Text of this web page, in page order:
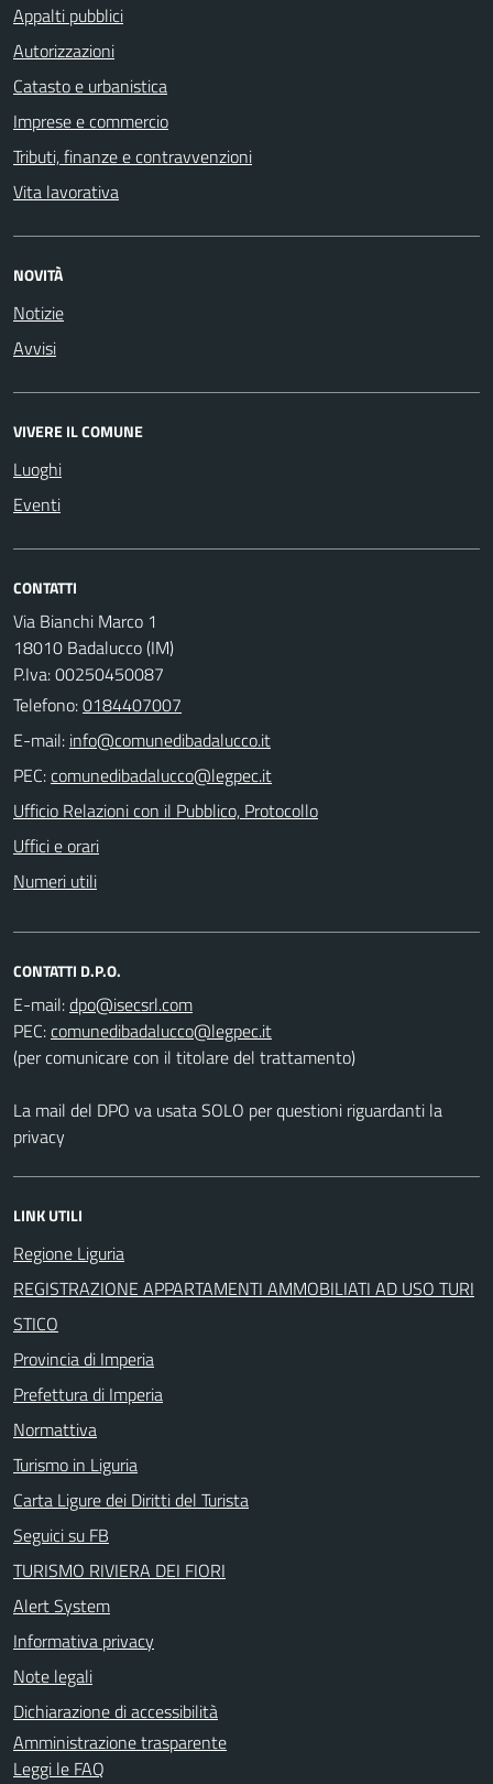
Appalti pubblici
Autorizzazioni
Catasto e urbanistica
Imprese e commercio
Tributi, finanze e contravvenzioni
Vita lavorativa
NOVITÀ
Notizie
Avvisi
VIVERE IL COMUNE
Luoghi
Eventi
CONTATTI
Via Bianchi Marco 1
18010 Badalucco (IM)
P.Iva: 00250450087
Telefono:0184407007
E-mail:
PEC:
Ufficio Relazioni con il Pubblico, Protocollo
Uffici e orari
Numeri utili
CONTATTI D.P.O.
E-mail:
PEC:
(per comunicare con il titolare del trattamento)
La mail del DPO va usata SOLO per questioni riguardanti la
privacy
LINK UTILI
Regione Liguria
REGISTRAZIONE APPARTAMENTI AMMOBILIATI AD USO TURI
STICO
Provincia di Imperia
Prefettura di Imperia
Normattiva
Turismo in Liguria
Carta Ligure dei Diritti del Turista
Seguici su FB
TURISMO RIVIERA DEI FIORI
Alert System
Informativa privacy
Note legali
Dichiarazione di accessibilità
Amministrazione trasparente
Leggi le FAQ